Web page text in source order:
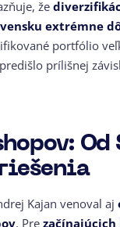
že
extrémne
portfólio
prílišnej
Od
Kajan venoval aj
. Pre začínajúcich